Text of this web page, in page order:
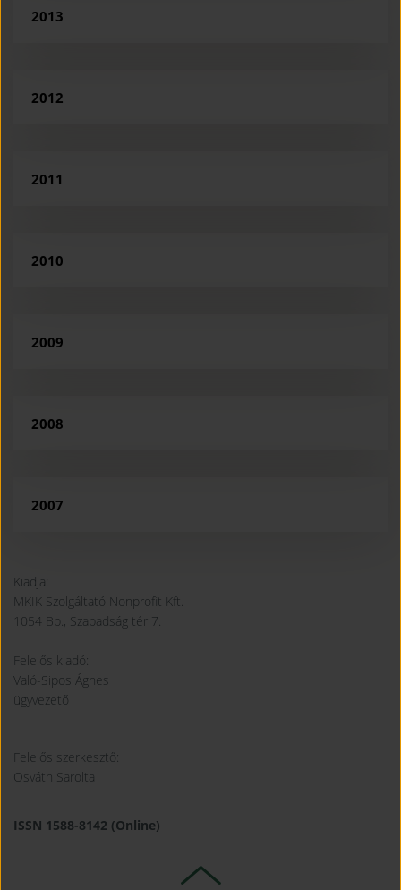
2013
2012
2011
2010
2009
2008
2007
Kiadja:
MKIK Szolgáltató Nonprofit Kft.
1054 Bp., Szabadság tér 7.
Felelős kiadó:
Való-Sipos Ágnes
ügyvezető
Felelős szerkesztő:
Osváth Sarolta
ISSN 1588-8142 (Online)